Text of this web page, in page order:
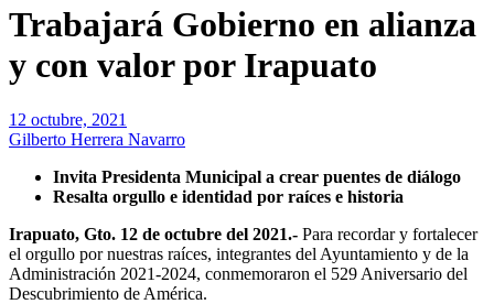
Trabajará Gobierno en alianza
y con valor por Irapuato
12 octubre, 2021
Gilberto Herrera Navarro
Invita Presidenta Municipal a crear puentes de diálogo
Resalta orgullo e identidad por raíces e historia
Irapuato, Gto. 12 de octubre del 2021.- Para recordar y fortalecer
el orgullo por nuestras raíces, integrantes del Ayuntamiento y de la
Administración 2021-2024, conmemoraron el 529 Aniversario del
Descubrimiento de América.